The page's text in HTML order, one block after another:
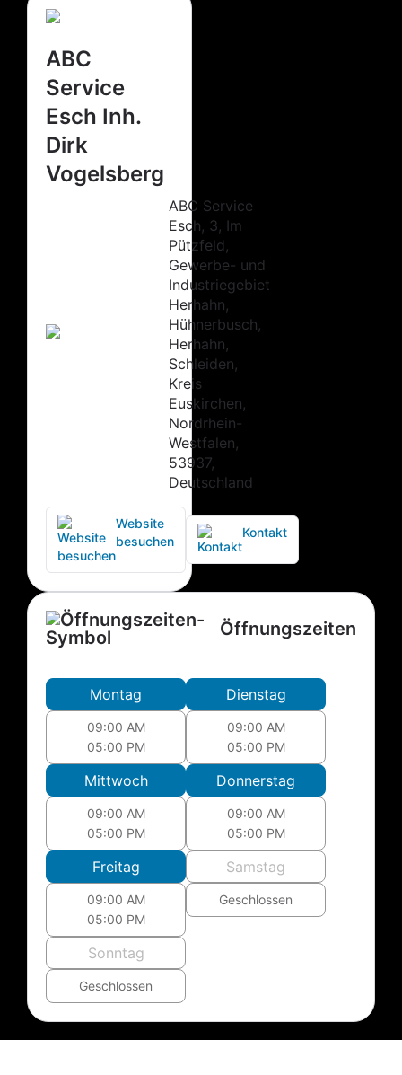
ABC
Service
Esch Inh.
Dirk
Vogelsberg
ABC Service
Esch, 3, Im
Pützfeld,
Gewerbe- und
Industriegebiet
Herhahn,
Hühnerbusch,
Herhahn,
Schleiden,
Kreis
Euskirchen,
Nordrhein-
Westfalen,
53937,
Deutschland
Website
besuchen
Kontakt
Öffnungszeiten
Montag
09:00 AM
05:00 PM
Dienstag
09:00 AM
05:00 PM
Mittwoch
09:00 AM
05:00 PM
Donnerstag
09:00 AM
05:00 PM
Freitag
09:00 AM
05:00 PM
Samstag
Geschlossen
Sonntag
Geschlossen